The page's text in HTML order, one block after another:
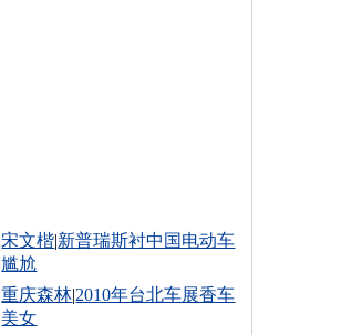
宋文楷|新普瑞斯衬中国电动车
尴尬
重庆森林|2010年台北车展香车
美女